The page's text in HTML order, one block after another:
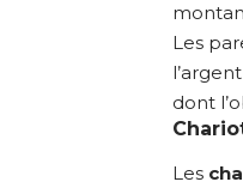
Les
dont
Les